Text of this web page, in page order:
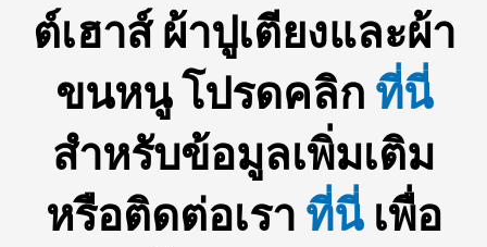
ต์เฮาส์ ผ้าปูเตียงและผ้า
ขนหนู โปรดคลิก ที่นี่
สำหรับข้อมูลเพิ่มเติม
หรือติดต่อเรา ที่นี่เพื่อ